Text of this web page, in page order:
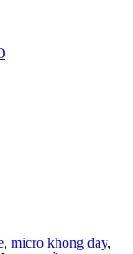
, micro khong day,